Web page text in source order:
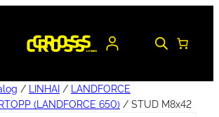
/ LINHAI /
LANDFORCE
(LANDFORCE 650) / STUD M8x42